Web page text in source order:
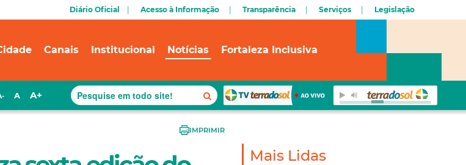
Diário Oficial Acesso à Informação Transparência Serviços Legislação
Canais Institucional Notícias Fortaleza Inclusiva
A A+
IMPRIMIR
Mais Lidas